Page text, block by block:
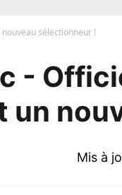
nouveau sélectionneur !
-
un
Mis à